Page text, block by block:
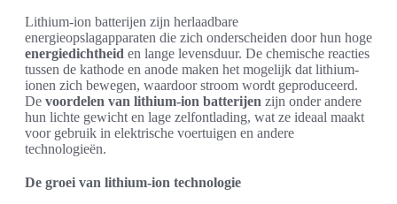
Lithium-ion batterijen zijn herlaadbare
energieopslagapparaten die zich onderscheiden door hun hoge
energiedichtheid en lange levensduur. De chemische reacties
tussen de kathode en anode maken het mogelijk dat lithium-
ionen zich bewegen, waardoor stroom wordt geproduceerd.
De voordelen van lithium-ion batterijen zijn onder andere
hun lichte gewicht en lage zelfontlading, wat ze ideaal maakt
voor gebruik in elektrische voertuigen en andere
technologieën.
De groei van lithium-ion technologie